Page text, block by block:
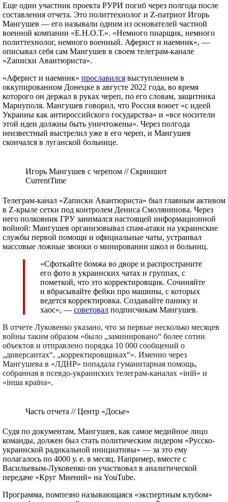
Еще один участник проекта РУРИ погиб через полгода после
составления отчета. Это политтехнолог и Z-патриот Игорь
Мангушев — его называли одним из основателей частной
военной компании «Е.Н.О.Т.». «Немного пиарщик, немного
политтехнолог, немного военный. Аферист и наемник», —
описывал себя сам Мангушев в своем телеграм-канале
«Zаписки Авантюриста».
«Аферист и наемник» прославился выступлением в
оккупированном Донецке в августе 2022 года, во время
которого он держал в руках череп, по его словам, защитника
Мариуполя. Мангушев говорил, что Россия воюет «с идеей
Украины как антироссийского государства» и «все носители
этой идеи должны быть уничтожены». Через полгода
неизвестный выстрелил уже в его череп, и Мангушев
скончался в луганской больнице.
Игорь Мангушев с черепом // Скриншот
CurrentTime
Телеграм-канал «Zаписки Авантюриста» был главным активом
в Z-крыле сетки под контролем Дениса Смолянинова. Через
него полковник ГРУ занимался настоящей информационной
войной: Мангушев организовывал спам-атаки на украинские
службы первой помощи и официальные чаты, устраивал
массовые ложные звонки о минировании школ и больниц.
«Сфоткайте бомжа во дворе и распространите
его фото в украинских чатах и группах, с
пометкой, что это корректировщик. Сочиняйте
и вбрасывайте фейки про машины, с которых
ведется корректировка. Создавайте панику и
хаос», — советовал подписчикам Мангушев.
В отчете Луковенко указано, что за первые несколько месяцев
войны таким образом «было „заминировано“ более сотни
объектов и отправлено порядка 10 000 сообщений о
„диверсантах“, „корректировщиках“». Именно через
Мангушева в «ЛДНР» попадала гуманитарная помощь,
собранная в псевдо-украинских телеграм-каналах «iній» и
«iнша країна».
Часть отчета // Центр «Досье»
Судя по документам, Мангушев, как самое медийное лицо
команды, должен был стать политическим лидером «Русско-
украинской радикальной инициативы» — за это ему
полагалось по 4000 у. е. в месяц. Например, вместе с
Васильевым-Луковенко он участвовал в аналитической
передаче «Круг Мнений» на YouTube.
Программа, помпезно называющаяся «экспертным клубом»